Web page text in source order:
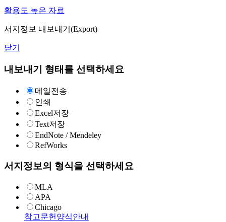
활용도 높은 자료
서지정보 내보내기(Export)
닫기
내보내기 형태를 선택하세요
메일전송
인쇄
Excel저장
Text저장
EndNote / Mendeley
RefWorks
서지정보의 형식을 선택하세요
MLA
APA
Chicago
참고문헌양식안내